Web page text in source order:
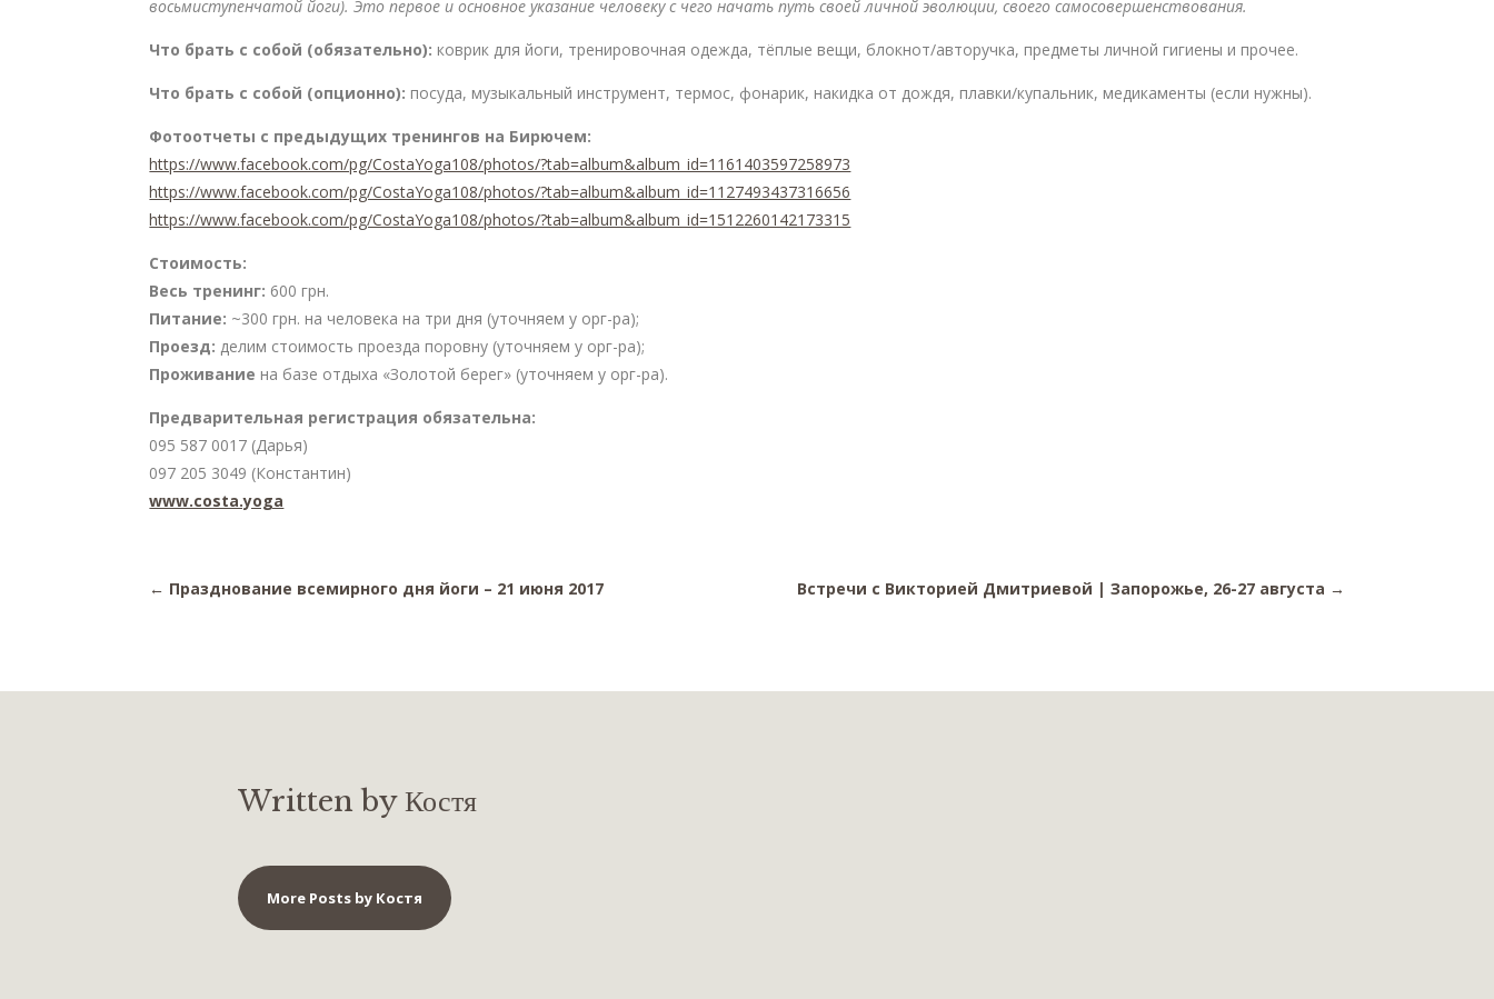
восьмиступенчатой йоги). Это первое и основное указание человеку с чего начать путь своей личной эволюции, своего самосовершенствования.
Что брать с собой (обязательно): коврик для йоги, тренировочная одежда, тёплые вещи, блокнот/авторучка, предметы личной гигиены и прочее.
Что брать с собой (опционно): посуда, музыкальный инструмент, термос, фонарик, накидка от дождя, плавки/купальник, медикаменты (если нужны).
Фотоотчеты с предыдущих тренингов на Бирючем:
https://www.facebook.com/pg/CostaYoga108/photos/?tab=album&album_id=1161403597258973
https://www.facebook.com/pg/CostaYoga108/photos/?tab=album&album_id=1127493437316656
https://www.facebook.com/pg/CostaYoga108/photos/?tab=album&album_id=1512260142173315
Стоимость:
Весь тренинг: 600 грн.
Питание: ~300 грн. на человека на три дня (уточняем у орг-ра);
Проезд: делим стоимость проезда поровну (уточняем у орг-ра);
Проживание на базе отдыха «Золотой берег» (уточняем у орг-ра).
Предварительная регистрация обязательна:
095 587 0017 (Дарья)
097 205 3049 (Константин)
www.costa.yoga
← Празднование всемирного дня йоги – 21 июня 2017 Встречи с Викторией Дмитриевой | Запорожье, 26-27 августа →
Written by Костя
More Posts by Костя